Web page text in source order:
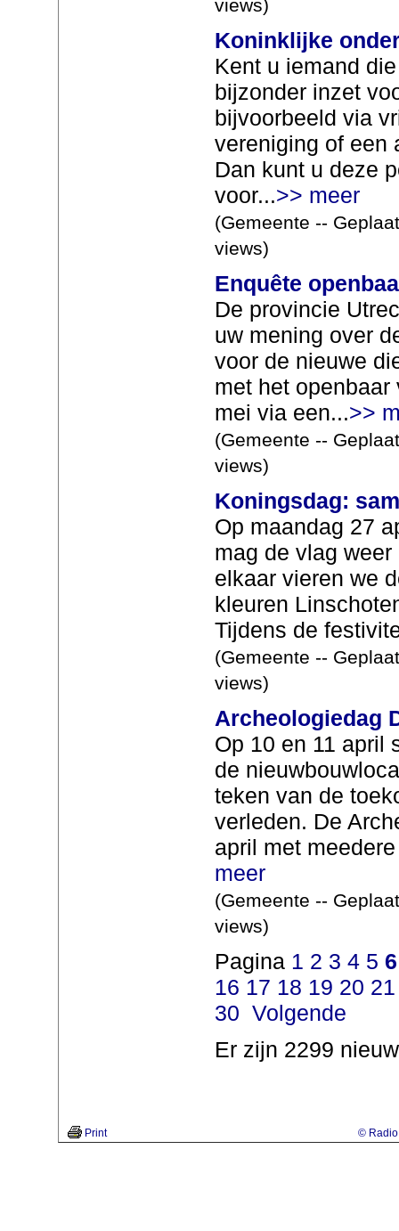
views)
Koninklijke
Kent u iemand
bijzonder inzet
bijvoorbeeld via
vereniging of een
Dan kunt u deze
voor...>> meer
(Gemeente --
views)
Enquête
De provincie
uw mening over
voor de nieuwe
met het
mei via een...>>
(Gemeente --
views)
Koningsdag:
Op maandag 27
mag de vlag
elkaar vieren we
kleuren
Tijdens de
(Gemeente --
views)
Archeologiedag
Op 10 en 11 april
de
teken van de
verleden. De
april met
meer
(Gemeente --
views)
Pagina 1 2 3 4 5 6
16 17 18 19 20 21
30 Volgende
Er zijn 2299
Print © Radio